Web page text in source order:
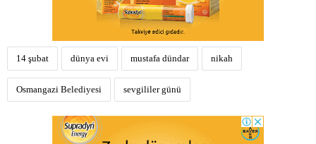
14 şubat dünya evi mustafa dündar nikah
Osmangazi Belediyesi sevgililer günü